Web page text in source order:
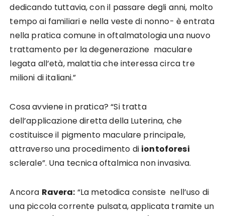
dedicando tuttavia, con il passare degli anni, molto
tempo ai familiari e nella veste di nonno- è entrata
nella pratica comune in oftalmatologia una nuovo
trattamento per la degenerazione maculare
legata all’età, malattia che interessa circa tre
milioni di italiani.”
Cosa avviene in pratica? “Si tratta
dell’applicazione diretta della Luterina, che
costituisce il pigmento maculare principale,
attraverso una procedimento di iontoforesi
sclerale”. Una tecnica oftalmica non invasiva.
Ancora Ravera: “La metodica consiste nell’uso di
una piccola corrente pulsata, applicata tramite un